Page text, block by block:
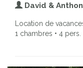
David &
Location de
1 chambres • 4 pers.